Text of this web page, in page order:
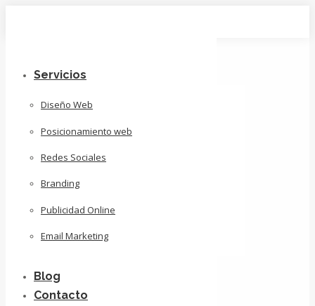
Servicios
Diseño Web
Posicionamiento web
Redes Sociales
Branding
Publicidad Online
Email Marketing
Blog
Contacto